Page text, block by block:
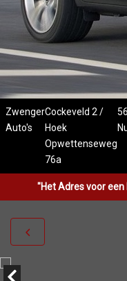
Zwenger
Auto's
Cockeveld 2 /
Hoek
Opwettenseweg
76a
"Het Adres voor